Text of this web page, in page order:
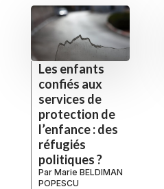
Les enfants
confiés aux
services de
protection de
l’enfance : des
réfugiés
politiques ?
Par Marie BELDIMAN
POPESCU